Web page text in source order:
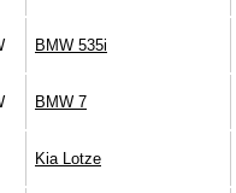
BMW 535i
BMW 7
Kia Lotze